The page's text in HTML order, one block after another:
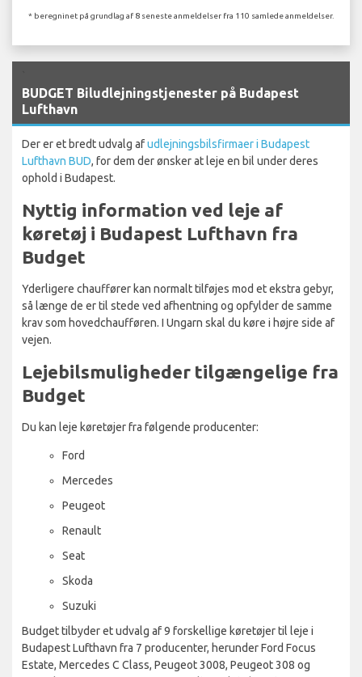
* beregninet på grundlag af 8 seneste anmeldelser fra 110 samlede anmeldelser.
BUDGET Biludlejningstjenester på Budapest
Lufthavn
Der er et bredt udvalg afudlejningsbilsfirmaer i Budapest
Lufthavn BUD, for dem der ønsker at leje en bil under deres
ophold i Budapest.
Nyttig information ved leje af
køretøj i Budapest Lufthavn fra
Budget
Yderligere chauffører kan normalt tilføjes mod et ekstra gebyr,
så længe de er til stede ved afhentning og opfylder de samme
krav som hovedchaufføren. I Ungarn skal du køre i højre side af
vejen.
Lejebilsmuligheder tilgængelige fra
Budget
Du kan leje køretøjer fra følgende producenter:
Ford
Mercedes
Peugeot
Renault
Seat
Skoda
Suzuki
Budget tilbyder et udvalg af 9 forskellige køretøjer til leje i
Budapest Lufthavn fra 7 producenter, herunder Ford Focus
Estate, Mercedes C Class, Peugeot 3008, Peugeot 308 og